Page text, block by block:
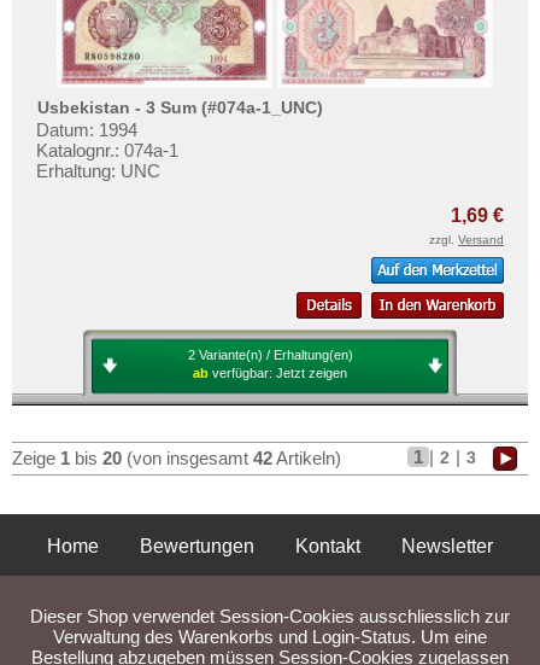
Usbekistan - 3 Sum (#074a-1_UNC)
Datum: 1994
Katalognr.: 074a-1
Erhaltung: UNC
1,69 €
zzgl. Versand
2 Variante(n) / Erhaltung(en)
ab verfügbar: Jetzt zeigen
Zeige 1 bis 20 (von insgesamt 42Artikeln) 1 | 2 | 3
Home Bewertungen Kontakt
Newsletter
Liefer- und Versandkosten
Dieser Shop verwendet Session-Cookies ausschliesslich zur
Verwaltung des Warenkorbs und Login-Status. Um eine
Bestellung abzugeben müssen Session-Cookies zugelassen